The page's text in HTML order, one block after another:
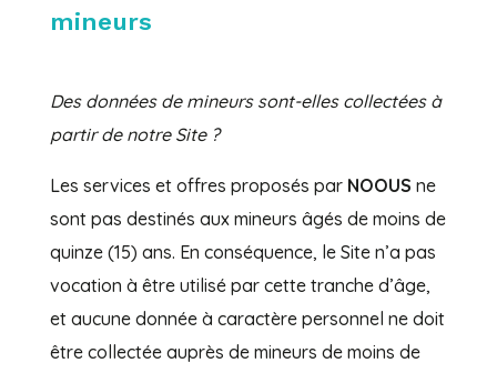
mineurs
Des données de mineurs sont-elles collectées à
partir de notre Site ?
Les services et offres proposés par NOOUS ne
sont pas destinés aux mineurs âgés de moins de
quinze (15) ans. En conséquence, le Site n’a pas
vocation à être utilisé par cette tranche d’âge,
et aucune donnée à caractère personnel ne doit
être collectée auprès de mineurs de moins de